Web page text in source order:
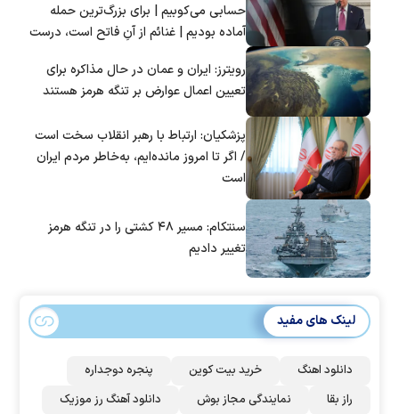
حسابی می‌کوبیم | برای بزرگ‌ترین حمله
آماده بودیم | غنائم از آنِ فاتح است، درست
رویترز: ایران و عمان در حال مذاکره برای
تعیین اعمال عوارض بر تنگه هرمز هستند
پزشکیان: ارتباط با رهبر انقلاب سخت است
/ اگر تا امروز مانده‌ایم، به‌خاطر مردم ایران
است
سنتکام: مسیر ۴۸ کشتی را در تنگه هرمز
تغییر دادیم
لینک های مفید
دانلود اهنگ خرید بیت کوین
پنجره دوجداره
راز بقا
نمایندگی مجاز بوش
دانلود آهنگ رز‌ موزیک